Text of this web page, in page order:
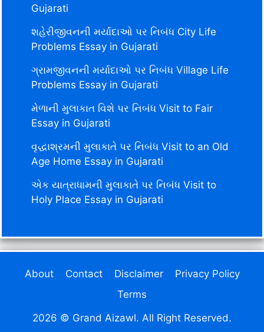
Gujarati
શહેરીજીવનની મર્યાદાઓ પર નિબંધ City Life
Problems Essay in Gujarati
ગ્રામજીવનની મર્યાદાઓ પર નિબંધ Village Life
Problems Essay in Gujarati
મેળાની મુલાકાત વિશે પર નિબંધ Visit to Fair
Essay in Gujarati
વૃદ્ધાશ્રમની મુલાકાતે પર નિબંધ Visit to an Old
Age Home Essay in Gujarati
એક યાત્રાધામની મુલાકાતે પર નિબંધ Visit to
Holy Place Essay in Gujarati
About Contact Disclaimer
Privacy Policy
Terms
2026 © Grand Aizawl. All Right Reserved.